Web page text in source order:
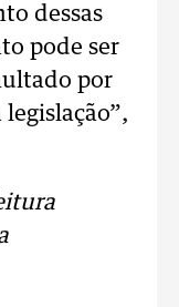
dessas
pode ser
por